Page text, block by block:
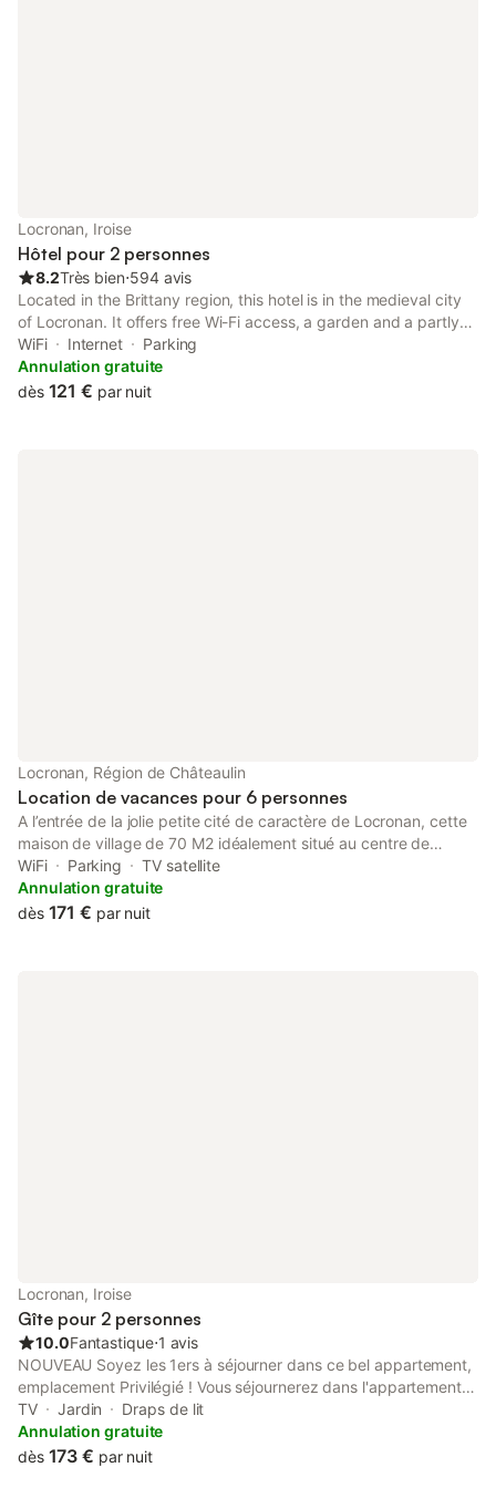
Locronan, Iroise
Hôtel pour 2 personnes
8.2Très bien⋅594 avis
Located in the Brittany region, this hotel is in the medieval city
of Locronan. It offers free Wi-Fi access, a garden and a partly
covered terrace with tables and chairs. All rooms at Logis Le
Prieuré feature garden views, a TV and a telephone.
WiFi Internet
Parking
Annulation gratuite
dès 121 € par nuit
Locronan, Région de Châteaulin
Location de vacances pour 6 personnes
A l’entrée de la jolie petite cité de caractère de Locronan, cette
maison de village de 70 M2 idéalement situé au centre de
toutes les animations vous accueille pour un séjour en famille,
entre amis ou en télé travail. Partez à la découverte d’un
patrimoine authentique, enracinée, mystérieux, ouvert et
WiFi Parking
TV satellite
Annulation gratuite
dès 171 € par nuit
Locronan, Iroise
Gîte pour 2 personnes
10.0Fantastique⋅1 avis
NOUVEAU Soyez les 1ers à séjourner dans ce bel appartement,
emplacement Privilégié ! Vous séjournerez dans l'appartement
Avel Vor au coeur du Centre Historique de Locronan. Ce bel
appartement a été entièrement rénové tout en conservant le
caractère d'origine de la bâtisse. A coeur du centre, à 2 pas de
TV Jardin
Draps de lit
Annulation gratuite
dès 173 € par nuit